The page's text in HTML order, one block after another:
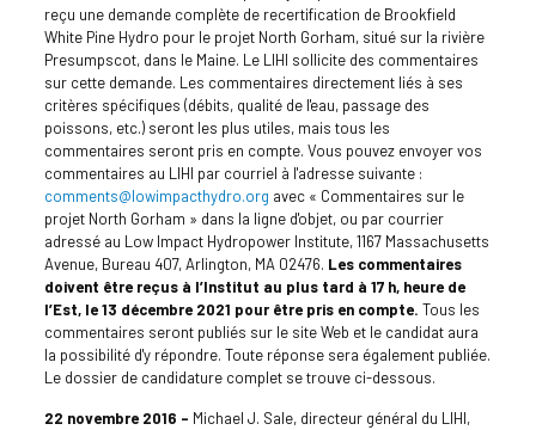
reçu une demande complète de recertification de Brookfield
White Pine Hydro pour le projet North Gorham, situé sur la rivière
Presumpscot, dans le Maine. Le LIHI sollicite des commentaires
sur cette demande. Les commentaires directement liés à ses
critères spécifiques (débits, qualité de l'eau, passage des
poissons, etc.) seront les plus utiles, mais tous les
commentaires seront pris en compte. Vous pouvez envoyer vos
commentaires au LIHI par courriel à l'adresse suivante :
comments@lowimpacthydro.org avec « Commentaires sur le
projet North Gorham » dans la ligne d'objet, ou par courrier
adressé au Low Impact Hydropower Institute, 1167 Massachusetts
Avenue, Bureau 407, Arlington, MA 02476. Les commentaires
doivent être reçus à l’Institut au plus tard à 17 h, heure de
l’Est, le 13 décembre 2021 pour être pris en compte. Tous les
commentaires seront publiés sur le site Web et le candidat aura
la possibilité d'y répondre. Toute réponse sera également publiée.
Le dossier de candidature complet se trouve ci-dessous.
22 novembre 2016 – Michael J. Sale, directeur général du LIHI,